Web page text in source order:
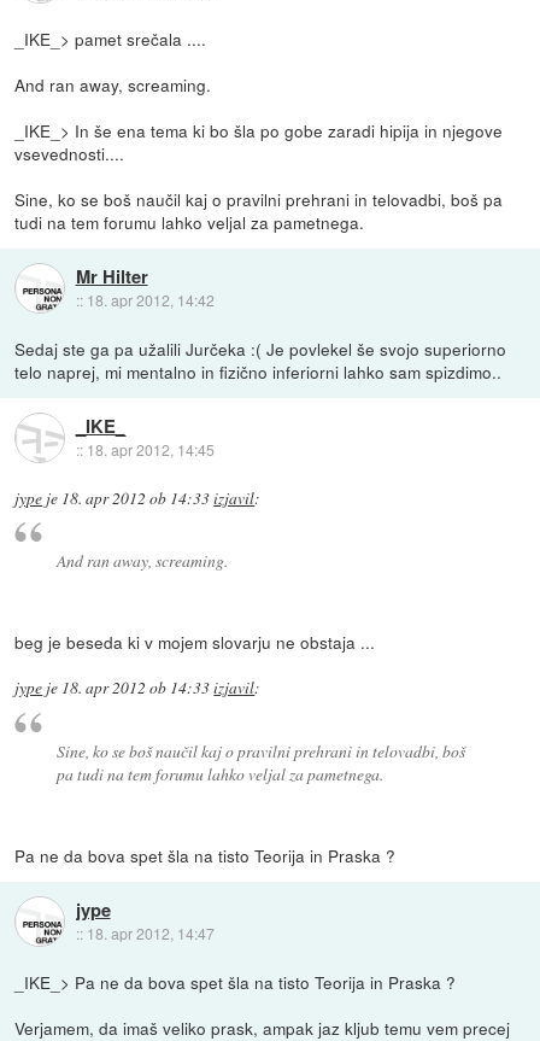
_IKE_> pamet srečala ....
And ran away, screaming.
_IKE_> In še ena tema ki bo šla po gobe zaradi hipija in njegove
vsevednosti....
Sine, ko se boš naučil kaj o pravilni prehrani in telovadbi, boš pa
tudi na tem forumu lahko veljal za pametnega.
Mr Hilter
:: 18. apr 2012, 14:42
Sedaj ste ga pa užalili Jurčeka :( Je povlekel še svojo superiorno
telo naprej, mi mentalno in fizično inferiorni lahko sam spizdimo..
_IKE_
:: 18. apr 2012, 14:45
jype je 18. apr 2012 ob 14:33izjavil:
And ran away, screaming.
beg je beseda ki v mojem slovarju ne obstaja ...
jype je 18. apr 2012 ob 14:33izjavil:
Sine, ko se boš naučil kaj o pravilni prehrani in telovadbi, boš
pa tudi na tem forumu lahko veljal za pametnega.
Pa ne da bova spet šla na tisto Teorija in Praska ?
jype
:: 18. apr 2012, 14:47
_IKE_> Pa ne da bova spet šla na tisto Teorija in Praska ?
Verjamem, da imaš veliko prask, ampak jaz kljub temu vem precej